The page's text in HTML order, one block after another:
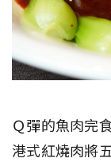
Ｑ彈的魚肉完
港式紅燒肉將